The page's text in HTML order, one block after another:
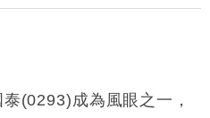
年GDP預測至4.5% 看好貿易
員要求交「保證金」 43歲女子
點後回穩 全周仍升近2%
(0293)成為風眼之一，